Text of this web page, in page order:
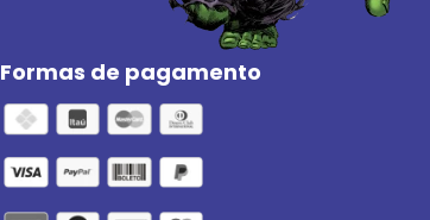
Formas de pagamento